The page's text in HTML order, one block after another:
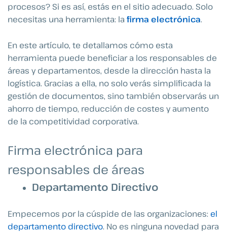
procesos? Si es así, estás en el sitio adecuado. Solo
necesitas una herramienta: la firma electrónica.
En este artículo, te detallamos cómo esta
herramienta puede beneficiar a los responsables de
áreas y departamentos, desde la dirección hasta la
logística. Gracias a ella, no solo verás simplificada la
gestión de documentos, sino también observarás un
ahorro de tiempo, reducción de costes y aumento
de la competitividad corporativa.
Firma electrónica para
responsables de áreas
Departamento Directivo
Empecemos por la cúspide de las organizaciones: el
departamento directivo. No es ninguna novedad para